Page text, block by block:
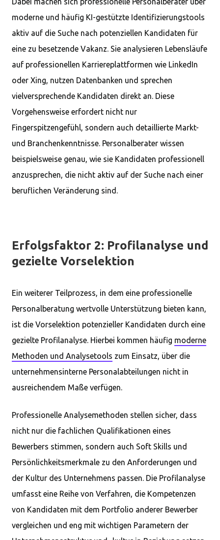
moderne und häufig KI-gestützte Identifizierungstools
aktiv auf die Suche nach potenziellen Kandidaten für
eine zu besetzende Vakanz. Sie analysieren Lebensläufe
auf professionellen Karriereplattformen wie LinkedIn
oder Xing, nutzen Datenbanken und sprechen
vielversprechende Kandidaten direkt an. Diese
Vorgehensweise erfordert nicht nur
Fingerspitzengefühl, sondern auch detaillierte Markt-
und Branchenkenntnisse. Personalberater wissen
beispielsweise genau, wie sie Kandidaten professionell
anzusprechen, die nicht aktiv auf der Suche nach einer
beruflichen Veränderung sind.
Erfolgsfaktor 2: Profilanalyse und
gezielte Vorselektion
Ein weiterer Teilprozess, in dem eine professionelle
Personalberatung wertvolle Unterstützung bieten kann,
ist die Vorselektion potenzieller Kandidaten durch eine
gezielte Profilanalyse. Hierbei kommen häufig moderne
Methoden und Analysetools zum Einsatz, über die
unternehmensinterne Personalabteilungen nicht in
ausreichendem Maße verfügen.
Professionelle Analysemethoden stellen sicher, dass
nicht nur die fachlichen Qualifikationen eines
Bewerbers stimmen, sondern auch Soft Skills und
Persönlichkeitsmerkmale zu den Anforderungen und
der Kultur des Unternehmens passen. Die Profilanalyse
umfasst eine Reihe von Verfahren, die Kompetenzen
von Kandidaten mit dem Portfolio anderer Bewerber
vergleichen und eng mit wichtigen Parametern der